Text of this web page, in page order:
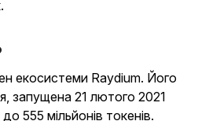
екосистеми Raydium. Його
запущена 21 лютого 2021
555 мільйонів токенів.